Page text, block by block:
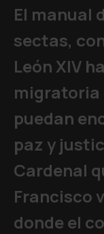
El manual
sectas,
León XIV
migratoria
puedan
paz y
Cardenal
Francisco
donde el